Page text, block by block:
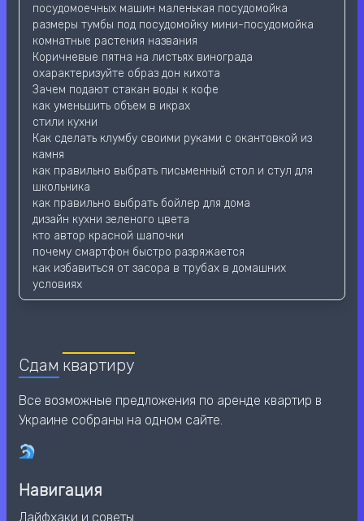
посудомоечных машин маленькая посудомойка
размеры тумбы под посудомойку мини-посудомойка
комнатные растения названия
Коричневые пятна на листьях винограда
охарактеризуйте образ дон кихота
Зачем подают стакан воды к кофе
как уменьшить объем в икрах
стили кухни
Как сделать клумбу своими руками с окантовкой из
камня
как правильно выбрать письменный стол и стул для
школьника
как правильно выбрать бойлер для дома
дизайн кухни зеленого цвета
кто автор красной шапочки
почему смартфон быстро разряжается
как избавиться от засора в трубах в домашних
условиях
Сдам квартиру
Все возможные предложения по аренде квартир в
Украине собраны на одном сайте.
Навигация
Лайфхаки и советы